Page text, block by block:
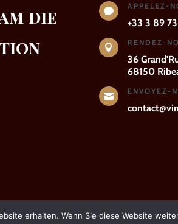
die

APPELEZ-
+33 3 89

RENDEZ-
36
68150

ENVOYEZ-
erhalten. Wenn Sie diese Website